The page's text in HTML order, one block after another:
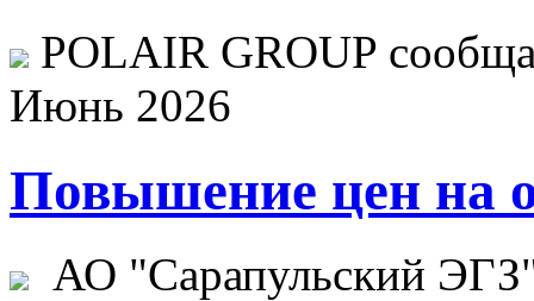
POLAIR GROUP
Июнь 2026
Повышение цен на
АО "Сарапульский